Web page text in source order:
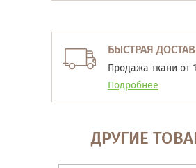
БЫСТРАЯ
Продажа ткани от
Подробнее
ДРУГИЕ